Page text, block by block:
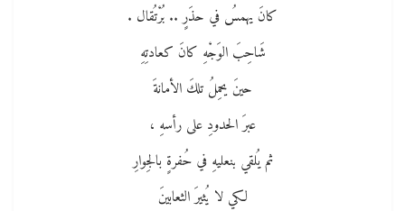
كانَ يهمسُ في حذَرٍ .. بُرْتُقال .
شَاحِبَ الوَجْهِ كانَ كعادتِهِ
حينَ يحمِلُ تلكَ الأمانةَ
عبرَ الحدودِ على رأسهِ ،
ثم يُلقي بنعليهِ في حُفرةٍ بالجِوارِ
لكي لا يُثيرَ الثعابينَ